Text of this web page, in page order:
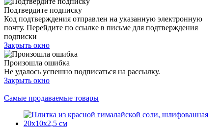
Подтвердите подписку
Код подтверждения отправлен на указанную электронную
почту. Перейдите по ссылке в письме для подтверждения
подписки
Закрыть окно
Произошла ошибка
Не удалось успешно подписаться на рассылку.
Закрыть окно
Самые продаваемые товары